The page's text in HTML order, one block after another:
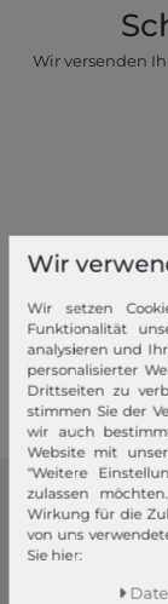
Wir versenden
modeherz
Impressum
Wir
Wir setzen
Funktionalität
analysieren und
personalisierter
Drittseiten zu
stimmen Sie der
wir auch
Website mit
"Weitere
zulassen
Wirkung für die
von uns
Sie hier: